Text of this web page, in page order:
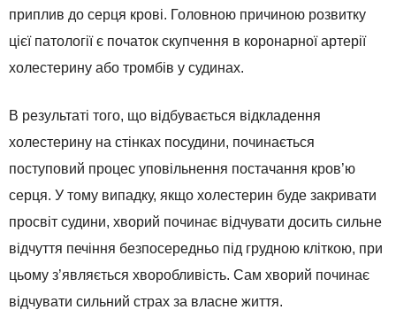
приплив до серця крові. Головною причиною розвитку
цієї патології є початок скупчення в коронарної артерії
холестерину або тромбів у судинах.
В результаті того, що відбувається відкладення
холестерину на стінках посудини, починається
поступовий процес уповільнення постачання кров’ю
серця. У тому випадку, якщо холестерин буде закривати
просвіт судини, хворий починає відчувати досить сильне
відчуття печіння безпосередньо під грудною кліткою, при
цьому з’являється хворобливість. Сам хворий починає
відчувати сильний страх за власне життя.